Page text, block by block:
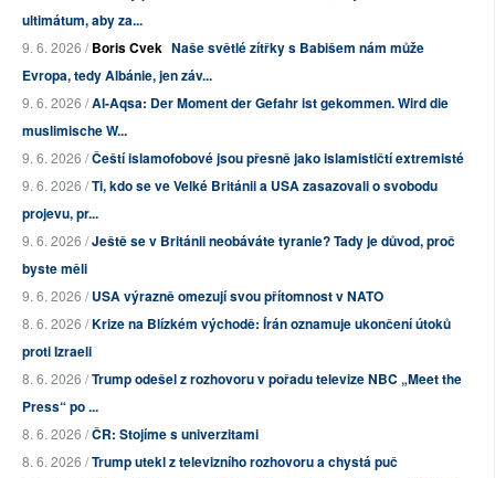
ultimátum, aby za...
9. 6. 2026 /Boris Cvek Naše světlé zítřky s Babišem nám může
Evropa, tedy Albánie, jen záv...
9. 6. 2026 /Al-Aqsa: Der Moment der Gefahr ist gekommen. Wird die
muslimische W...
9. 6. 2026 /Čeští islamofobové jsou přesně jako islamističtí extremisté
9. 6. 2026 /Ti, kdo se ve Velké Británii a USA zasazovali o svobodu
projevu, pr...
9. 6. 2026 /Ještě se v Británii neobáváte tyranie? Tady je důvod, proč
byste měli
9. 6. 2026 /USA výrazně omezují svou přítomnost v NATO
8. 6. 2026 /Krize na Blízkém východě: Írán oznamuje ukončení útoků
proti Izraeli
8. 6. 2026 /Trump odešel z rozhovoru v pořadu televize NBC „Meet the
Press“ po ...
8. 6. 2026 /ČR: Stojíme s univerzitami
8. 6. 2026 /Trump utekl z televizního rozhovoru a chystá puč